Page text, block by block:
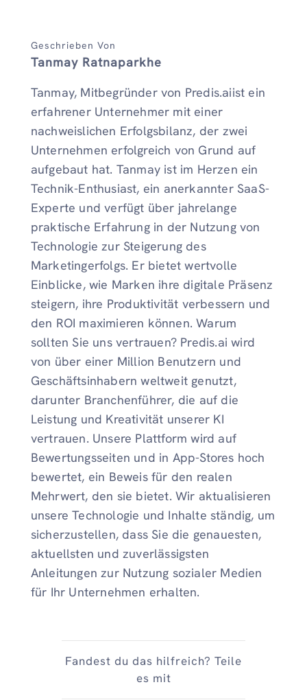
Geschrieben Von
Tanmay Ratnaparkhe
Tanmay, Mitbegründer von Predis.aiist ein
erfahrener Unternehmer mit einer
nachweislichen Erfolgsbilanz, der zwei
Unternehmen erfolgreich von Grund auf
aufgebaut hat. Tanmay ist im Herzen ein
Technik-Enthusiast, ein anerkannter SaaS-
Experte und verfügt über jahrelange
praktische Erfahrung in der Nutzung von
Technologie zur Steigerung des
Marketingerfolgs. Er bietet wertvolle
Einblicke, wie Marken ihre digitale Präsenz
steigern, ihre Produktivität verbessern und
den ROI maximieren können. Warum
sollten Sie uns vertrauen? Predis.ai wird
von über einer Million Benutzern und
Geschäftsinhabern weltweit genutzt,
darunter Branchenführer, die auf die
Leistung und Kreativität unserer KI
vertrauen. Unsere Plattform wird auf
Bewertungsseiten und in App-Stores hoch
bewertet, ein Beweis für den realen
Mehrwert, den sie bietet. Wir aktualisieren
unsere Technologie und Inhalte ständig, um
sicherzustellen, dass Sie die genauesten,
aktuellsten und zuverlässigsten
Anleitungen zur Nutzung sozialer Medien
für Ihr Unternehmen erhalten.
Fandest du das hilfreich? Teile
es mit